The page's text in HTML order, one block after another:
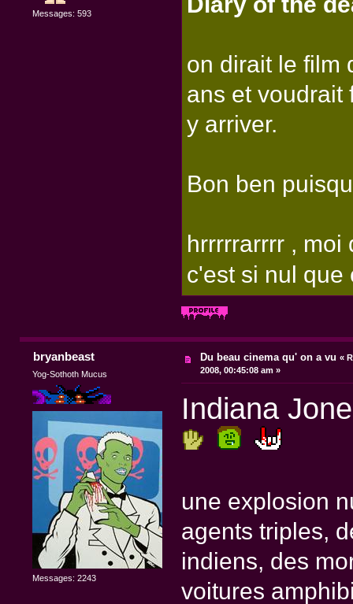
Messages: 593
on dirait le film
ans et voudrait
y arriver.
Bon ben
hrrrrrarrrr , moi
c'est si nul
bryanbeast
Yog-Sothoth Mucus
Messages: 2243
Du beau cinema qu' on a vu «
2008, 00:45:08 am »
Indiana
une explosion
agents triples,
indiens, des
voitures